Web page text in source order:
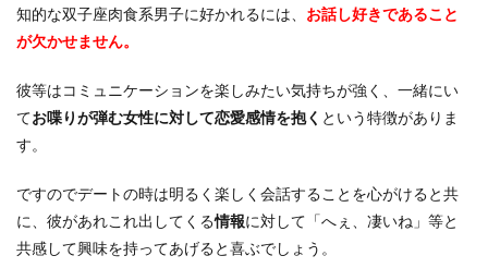
知的な双子座肉食系男子に好かれるには、 お話し好きであること
が欠かせません。
彼等はコミュニケーションを楽しみたい気持ちが強く、一緒にい
てお喋りが弾む女性に対して恋愛感情を抱く という特徴がありま
す。
ですのでデートの時は明るく楽しく会話することを心がけると共
に、彼があれこれ出してくる情報に対して「へぇ、凄いね」等と
共感して興味を持ってあげると喜ぶでしょう。